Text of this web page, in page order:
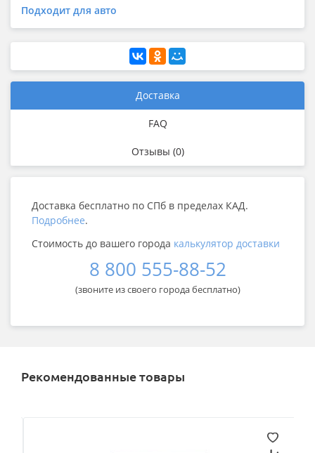
Подходит для авто
Доставка
FAQ
Отзывы (0)
Доставка бесплатно по СПб в пределах КАД.
Подробнее.
Cтоимость до вашего города калькулятор доставки
8 800 555-88-52
(звоните из своего города бесплатно)
Рекомендованные товары